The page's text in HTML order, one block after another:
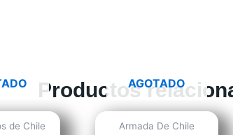
Productos
de Chile
AGOTADO
Armada De Chile